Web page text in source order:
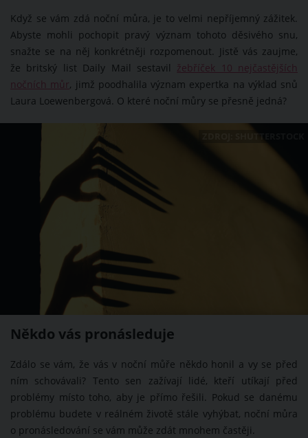
Když se vám zdá noční můra, je to velmi nepříjemný zážitek.
Abyste mohli pochopit pravý význam tohoto děsivého snu,
snažte se na něj konkrétněji rozpomenout. Jistě vás zaujme,
že britský list Daily Mail sestavil žebříček 10 nejčastějších
nočních můr, jimž poodhalila význam expertka na výklad snů
Laura Loewenbergová. O které noční můry se přesně jedná?
ZDROJ: SHUTTERSTOCK
Někdo vás pronásleduje
Zdálo se vám, že vás v noční můře někdo honil a vy se před
ním schovávali? Tento sen zažívají lidé, kteří utíkají před
problémy místo toho, aby je přímo řešili. Pokud se danému
problému budete v reálném životě stále vyhýbat, noční můra
o pronásledování se vám může zdát mnohem častěji.